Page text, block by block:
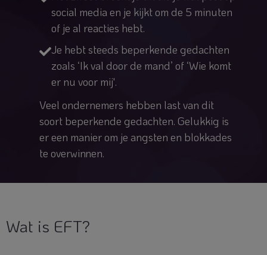
social media en je kijkt om de 5 minuten
of je al reacties hebt.
Je hebt steeds beperkende gedachten
zoals ‘Ik val door de mand’ of ‘Wie komt
er nu voor mij'.
Veel ondernemers hebben last van dit
soort beperkende gedachten. Gelukkig is
er een manier om je angsten en blokkades
te overwinnen.
Wat is EFT?